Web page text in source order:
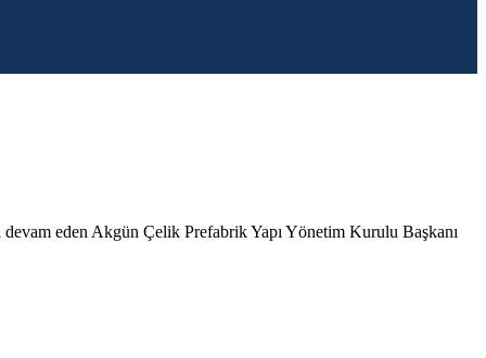
devam eden Akgün Çelik Prefabrik Yapı Yönetim Kurulu Başkanı